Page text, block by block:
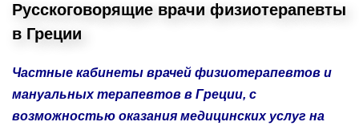
Русскоговорящие врачи физиотерапевты
в Греции
Частные кабинеты врачей физиотерапевтов и
мануальных терапевтов в Греции, с
возможностью оказания медицинских услуг на